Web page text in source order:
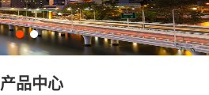
产品中心